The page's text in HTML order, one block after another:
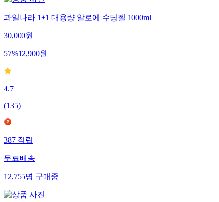
과일나라 1+1 대용량 알로에 수딩젤 1000ml
30,000원
57%12,900원
4.7
(135)
387적립
무료배송
12,755명구매중